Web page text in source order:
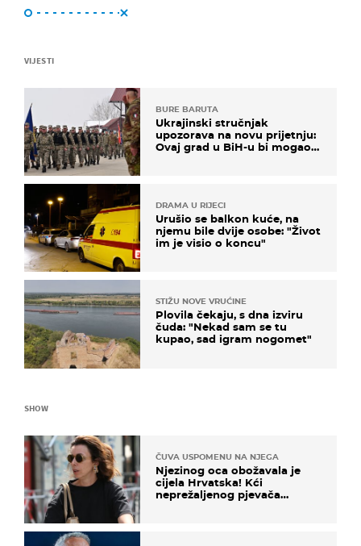
VIJESTI
BURE BARUTA
Ukrajinski stručnjak
upozorava na novu prijetnju:
Ovaj grad u BiH-u bi mogao
DRAMA U RIJECI
Urušio se balkon kuće, na
njemu bile dvije osobe: "Život
im je visio o koncu"
STIŽU NOVE VRUĆINE
Plovila čekaju, s dna izviru
čuda: "Nekad sam se tu
kupao, sad igram nogomet"
SHOW
ČUVA USPOMENU NA NJEGA
Njezinog oca obožavala je
cijela Hrvatska! Kći
neprežaljenog pjevača